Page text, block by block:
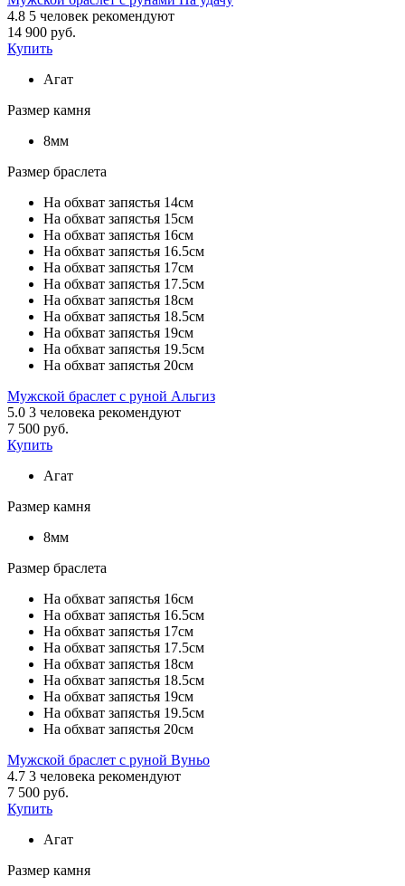
4.8 5 человек рекомендуют
14 900 руб.
Купить
Агат
Размер камня
8мм
Размер браслета
На обхват запястья 14см
На обхват запястья 15см
На обхват запястья 16см
На обхват запястья 16.5см
На обхват запястья 17см
На обхват запястья 17.5см
На обхват запястья 18см
На обхват запястья 18.5см
На обхват запястья 19см
На обхват запястья 19.5см
На обхват запястья 20см
Мужской браслет с руной Альгиз
5.0 3 человека рекомендуют
7 500 руб.
Купить
Агат
Размер камня
8мм
Размер браслета
На обхват запястья 16см
На обхват запястья 16.5см
На обхват запястья 17см
На обхват запястья 17.5см
На обхват запястья 18см
На обхват запястья 18.5см
На обхват запястья 19см
На обхват запястья 19.5см
На обхват запястья 20см
Мужской браслет с руной Вуньо
4.7 3 человека рекомендуют
7 500 руб.
Купить
Агат
Размер камня